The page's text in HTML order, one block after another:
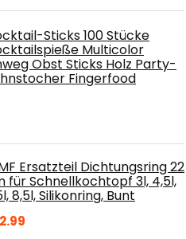
Sticks 100 Stücke
Multicolor
Obst Sticks Holz Party-
Fingerfood
Ersatzteil Dichtungsring 22
für Schnellkochtopf 3l, 4,5l,
8,5l, Silikonring, Bunt